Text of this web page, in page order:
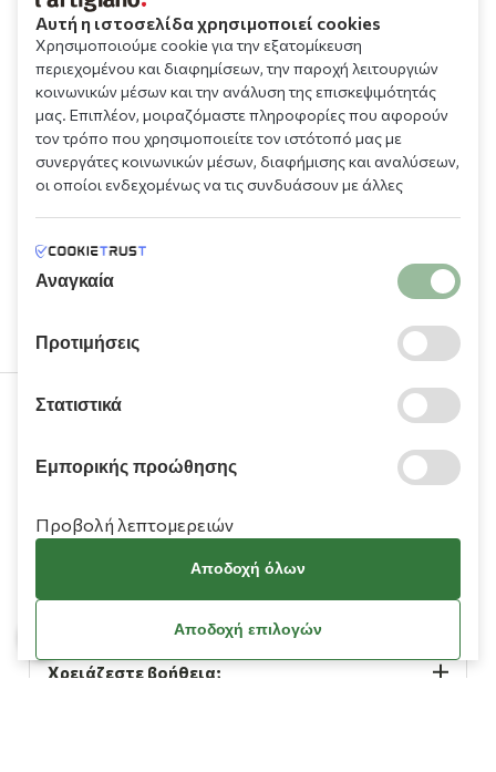
Πληροφορίες
Χρειάζεστε βοήθεια;
Αυτή η ιστοσελίδα χρησιμοποιεί cookies
Χρησιμοποιούμε cookie για την εξατομίκευση
περιεχομένου και διαφημίσεων, την παροχή λειτουργιών
κοινωνικών μέσων και την ανάλυση της επισκεψιμότητάς
μας. Επιπλέον, μοιραζόμαστε πληροφορίες που αφορούν
τον τρόπο που χρησιμοποιείτε τον ιστότοπό μας με
συνεργάτες κοινωνικών μέσων, διαφήμισης και αναλύσεων,
οι οποίοι ενδεχομένως να τις συνδυάσουν με άλλες
υπηρεσιών τους.
Αναγκαία
Προτιμήσεις
Στατιστικά
Εμπορικής προώθησης
Προβολή λεπτομερειών
Αποδοχή όλων
Αποδοχή επιλογών